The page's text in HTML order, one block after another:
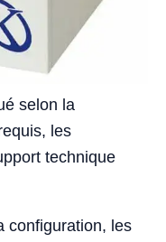
selon la
les
technique
configuration, les